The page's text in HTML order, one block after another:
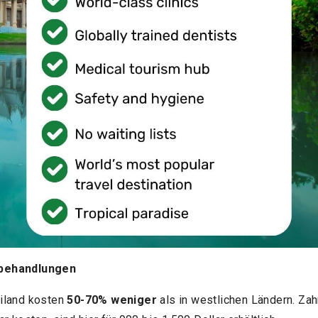
kosten50-70% weniger als in westlichen Ländern.